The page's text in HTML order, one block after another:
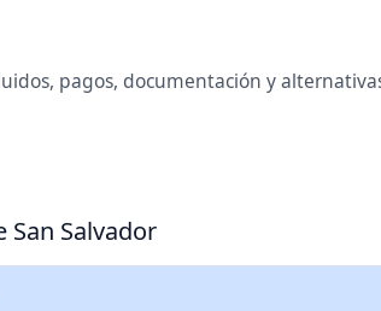
pagos, documentación y
San Salvador